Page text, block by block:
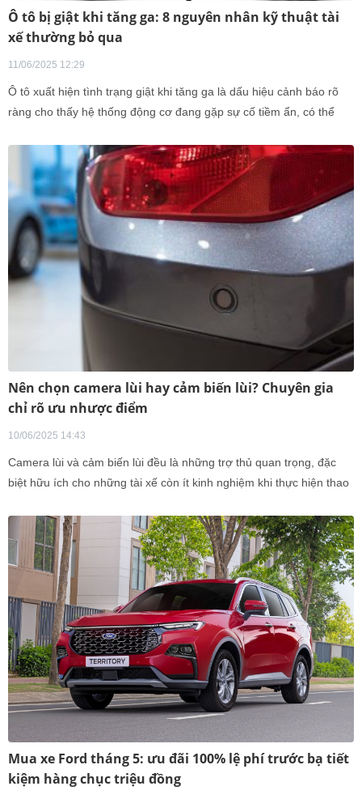
Ô tô bị giật khi tăng ga: 8 nguyên nhân kỹ thuật tài
xế thường bỏ qua
11/06/2025 12:29
Ô tô xuất hiện tình trạng giật khi tăng ga là dấu hiệu cảnh báo rõ
ràng cho thấy hệ thống động cơ đang gặp sự cố tiềm ẩn, có thể
hiện hiện tượng này, người lái nên chủ động kiểm tra và xác định
nguyên nhân càng sớm càng tốt nhằm tránh những hư hỏng lan
rộng và đảm bảo an toàn khi sử dụng xe.
Nên chọn camera lùi hay cảm biến lùi? Chuyên gia
chỉ rõ ưu nhược điểm
10/06/2025 14:43
Camera lùi và cảm biến lùi đều là những trợ thủ quan trọng, đặc
biệt hữu ích cho những tài xế còn ít kinh nghiệm khi thực hiện thao
giao thông đô thị đông đúc. Nếu chiếc xe của bạn chưa được trang
bị sẵn hai công nghệ hỗ trợ này, câu hỏi đặt ra là: nên ưu tiên lắp
camera lùi hay cảm biến lùi?
Mua xe Ford tháng 5: ưu đãi 100% lệ phí trước bạ tiết
kiệm hàng chục triệu đồng